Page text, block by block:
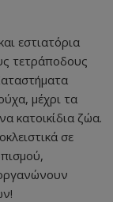
εστιατόρια
τετράποδους
μέχρι τα
κατοικίδια ζώα.
σε